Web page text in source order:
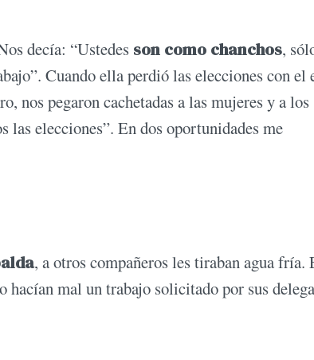
decía: “Ustedes son como chanchos,
Cuando ella perdió las elecciones con el
nos pegaron cachetadas a las mujeres y a los
las elecciones”. En dos oportunidades me
, a otros compañeros les tiraban agua fría.
hacían mal un trabajo solicitado por sus